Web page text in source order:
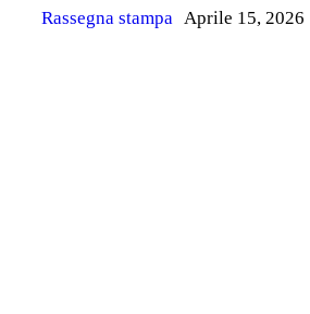
Rassegna stampa Aprile 15, 2026